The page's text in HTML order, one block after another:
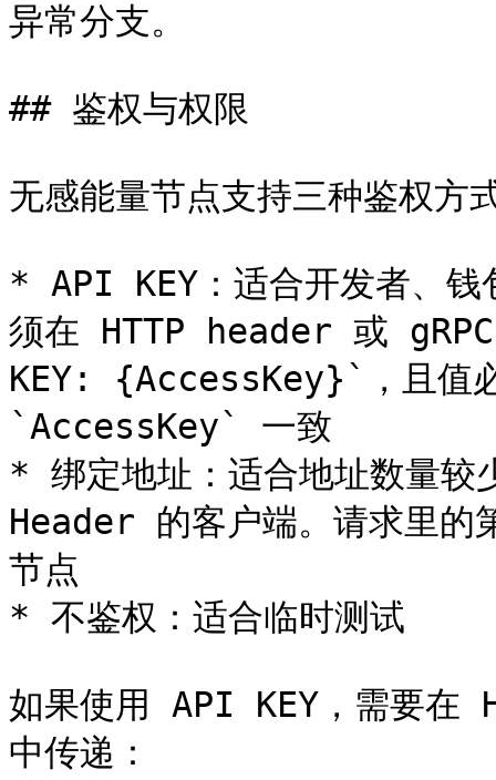
异常分支。
## 鉴权与权限
无感能量节点支持三种鉴权方
* API KEY：适合开发者、钱
须在 HTTP header 或
KEY: {AccessKey}`，且值
`AccessKey` 一致
* 绑定地址：适合地址数量较
Header 的客户端。请求里的
节点
* 不鉴权：适合临时测试
如果使用 API KEY，需要
中传递：